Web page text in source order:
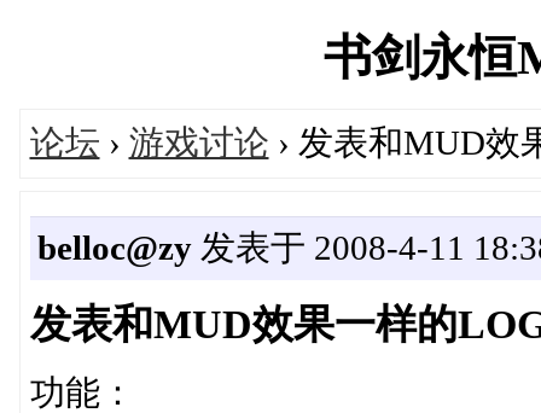
书剑永恒
论坛 › 游戏讨论 › 发表和MUD效
belloc@zy发表于 2008-4-11
发表和MUD效果一样的
功能：